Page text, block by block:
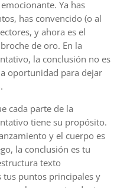
Ya has
has convencido (o al
y ahora es el
de oro. En la
la conclusión no es
oportunidad para dejar
cada parte de la
tiene su propósito.
y el cuerpo es
la conclusión es tu
texto
puntos principales y